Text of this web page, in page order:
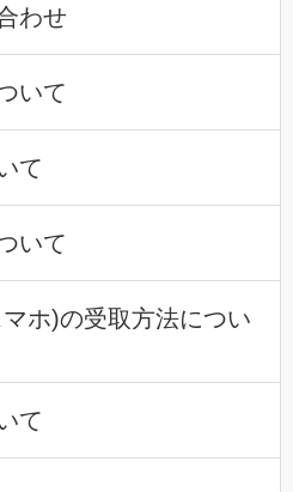
わせ
いて
て
いて
ホ)の受取方法につい
て